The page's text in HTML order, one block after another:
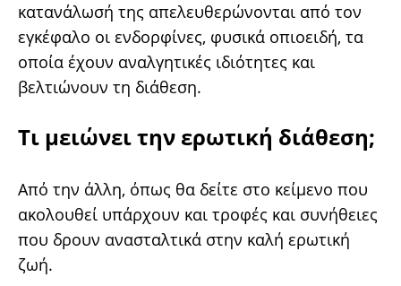
κατανάλωσή της απελευθερώνονται από τον
εγκέφαλο οι ενδορφίνες, φυσικά οπιοειδή, τα
οποία έχουν αναλγητικές ιδιότητες και
βελτιώνουν τη διάθεση.
Τι μειώνει την ερωτική διάθεση;
Από την άλλη, όπως θα δείτε στο κείμενο που
ακολουθεί υπάρχουν και τροφές και συνήθειες
που δρουν ανασταλτικά στην καλή ερωτική
ζωή.